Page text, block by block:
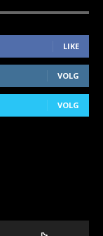
LIKE
VOLG
VOLG